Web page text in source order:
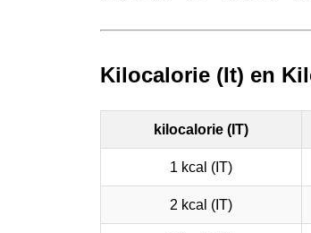
Kilocalorie (It) en
kilocalorie (IT)
1 kcal (IT)
2 kcal (IT)